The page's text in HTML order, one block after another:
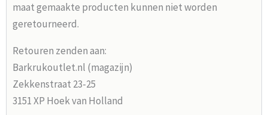
maat gemaakte producten kunnen niet worden
geretourneerd.
Retouren zenden aan:
Barkrukoutlet.nl (magazijn)
Zekkenstraat 23-25
3151 XP Hoek van Holland